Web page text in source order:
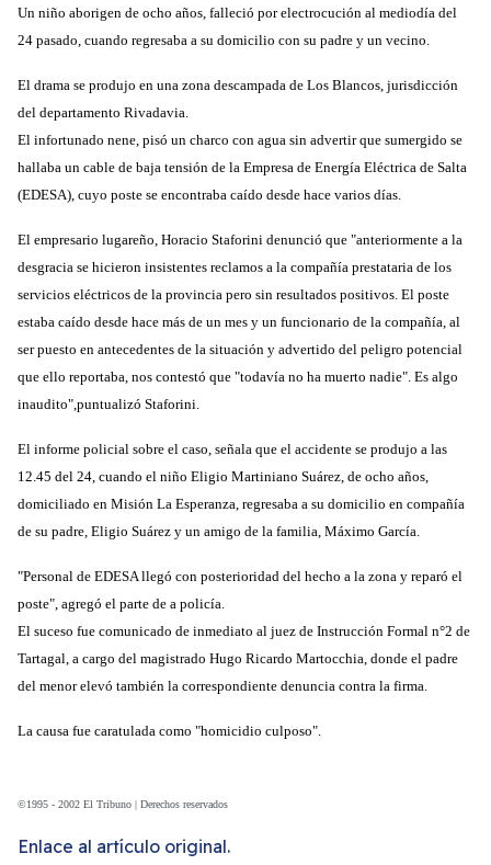
Un niño aborigen de ocho años, falleció por electrocución al mediodía del
24 pasado, cuando regresaba a su domicilio con su padre y un vecino.
El drama se produjo en una zona descampada de Los Blancos, jurisdicción
del departamento Rivadavia.
El infortunado nene, pisó un charco con agua sin advertir que sumergido se
hallaba un cable de baja tensión de la Empresa de Energía Eléctrica de Salta
(EDESA), cuyo poste se encontraba caído desde hace varios días.
El empresario lugareño, Horacio Staforini denunció que "anteriormente a la
desgracia se hicieron insistentes reclamos a la compañía prestataria de los
servicios eléctricos de la provincia pero sin resultados positivos. El poste
estaba caído desde hace más de un mes y un funcionario de la compañía, al
ser puesto en antecedentes de la situación y advertido del peligro potencial
que ello reportaba, nos contestó que "todavía no ha muerto nadie". Es algo
inaudito",puntualizó Staforini.
El informe policial sobre el caso, señala que el accidente se produjo a las
12.45 del 24, cuando el niño Eligio Martiniano Suárez, de ocho años,
domiciliado en Misión La Esperanza, regresaba a su domicilio en compañía
de su padre, Eligio Suárez y un amigo de la familia, Máximo García.
"Personal de EDESA llegó con posterioridad del hecho a la zona y reparó el
poste", agregó el parte de a policía.
El suceso fue comunicado de inmediato al juez de Instrucción Formal n°2 de
Tartagal, a cargo del magistrado Hugo Ricardo Martocchia, donde el padre
del menor elevó también la correspondiente denuncia contra la firma.
La causa fue caratulada como "homicidio culposo".
©1995 - 2002 El Tribuno | Derechos reservados
Enlace al artículo original.